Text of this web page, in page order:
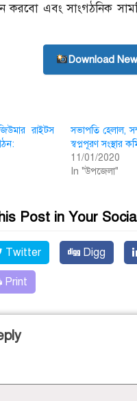
করবো এবং সাংগঠনিক
Download
রাইটস
সভাপতি হেলাল,
স্বপ্নপূরণ সংস্থার
11/01/2020
In "উপজেলা"
Post in Your
Twitter Digg
Print